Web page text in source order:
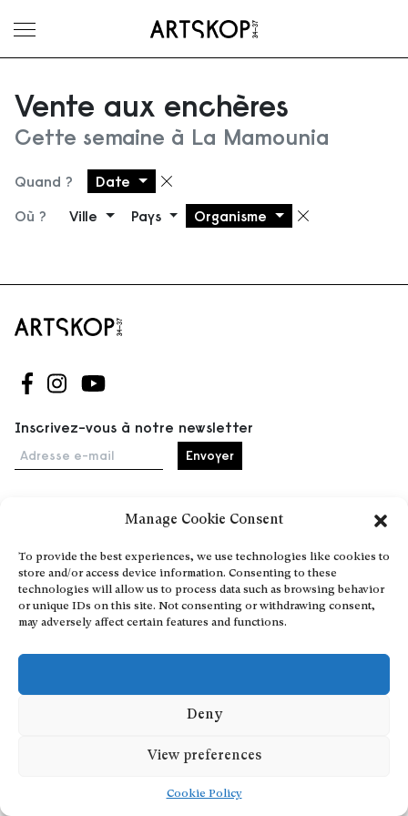
Manage Cookie Consent
To provide the best experiences, we use technologies like cookies to
store and/or access device information. Consenting to these
technologies will allow us to process data such as browsing behavior
or unique IDs on this site. Not consenting or withdrawing consent,
may adversely affect certain features and functions.
Deny
View preferences
Cookie Policy
Ouvrir le menu
Vente aux enchères
Cette semaine à La Mamounia
Quand ? Date Supprimer le filtre
Où ? Ville Pays Organisme
Suivez-nous sur Facebook
Suivez-nous sur Instagram
Suivez-nous sur Youtube
Inscrivez-vous à notre newsletter
Adresse e-mail
Événements
À propos
Partenaires
Conditions générales
Confidentialité et cookies
Communiquer votre événement